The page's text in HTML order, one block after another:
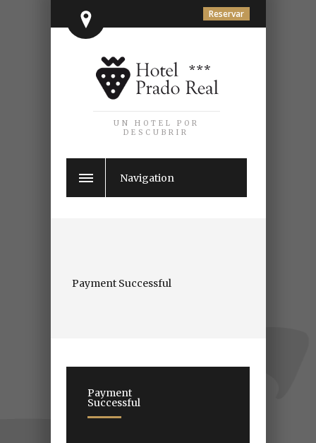
Reservar
UN HOTEL POR
DESCUBRIR
Navigation
Payment Successful
Payment
Successful